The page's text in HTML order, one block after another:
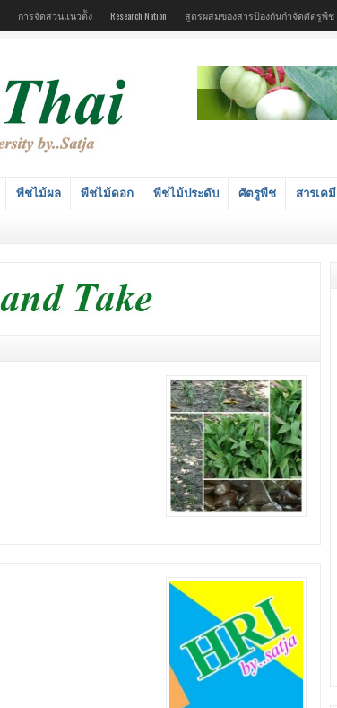
การจัดสวนแนวต้ัง Research Nation สูตรผสมของสารป้องกันกำจัดศัตรูพืช
พืชไม้ผล พืชไม้ดอก พืชไม้ประดับ ศัตรูพืช สารเคมี